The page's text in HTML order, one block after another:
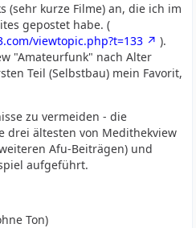
(sehr kurze Filme) an, die ich im
gepostet habe. (
viewtopic.php?t=133
).
"Amateurfunk" nach Alter
Teil (Selbstbau) mein Favorit,
zu vermeiden - die
drei ältesten von Medithekview
Afu-Beiträgen) und
aufgeführt.
Ton)